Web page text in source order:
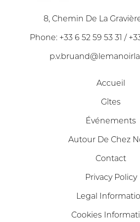
8, Chemin De La
Phone: +33 6 52 59 53 31 /
Accueil
Gîtes
Événements
Autour De Chez
Contact
Privacy Policy
Legal
Cookies